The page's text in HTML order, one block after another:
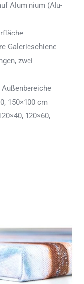
Aluminium (Alu-
Galerieschiene
zwei
150×100 cm
120×60,